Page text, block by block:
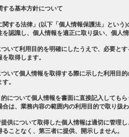
する基本方針について
関する法律」(以下「個人情報保護法」とい
を認識し、個人情報を適正に取り扱い、個人
いて利用目的を明確にしたうえで、必要と
取得します。
いて個人情報を取得する際に示した利用目
。
について個人情報を書面に直接記入しても
合は、業務内容の範囲内の利用目的で取り扱
供について取得した個人情報は適切に管理
ことなく、第三者に提供、開示しません。